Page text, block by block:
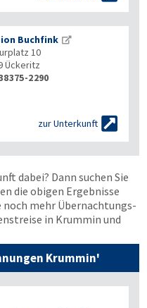
Buchfink
10
Ückeritz
2290
zur Unterkunft 
dabei? Dann suchen Sie
die obigen Ergebnisse
noch mehr Übernachtungs­
in Krummin und
Krummin'